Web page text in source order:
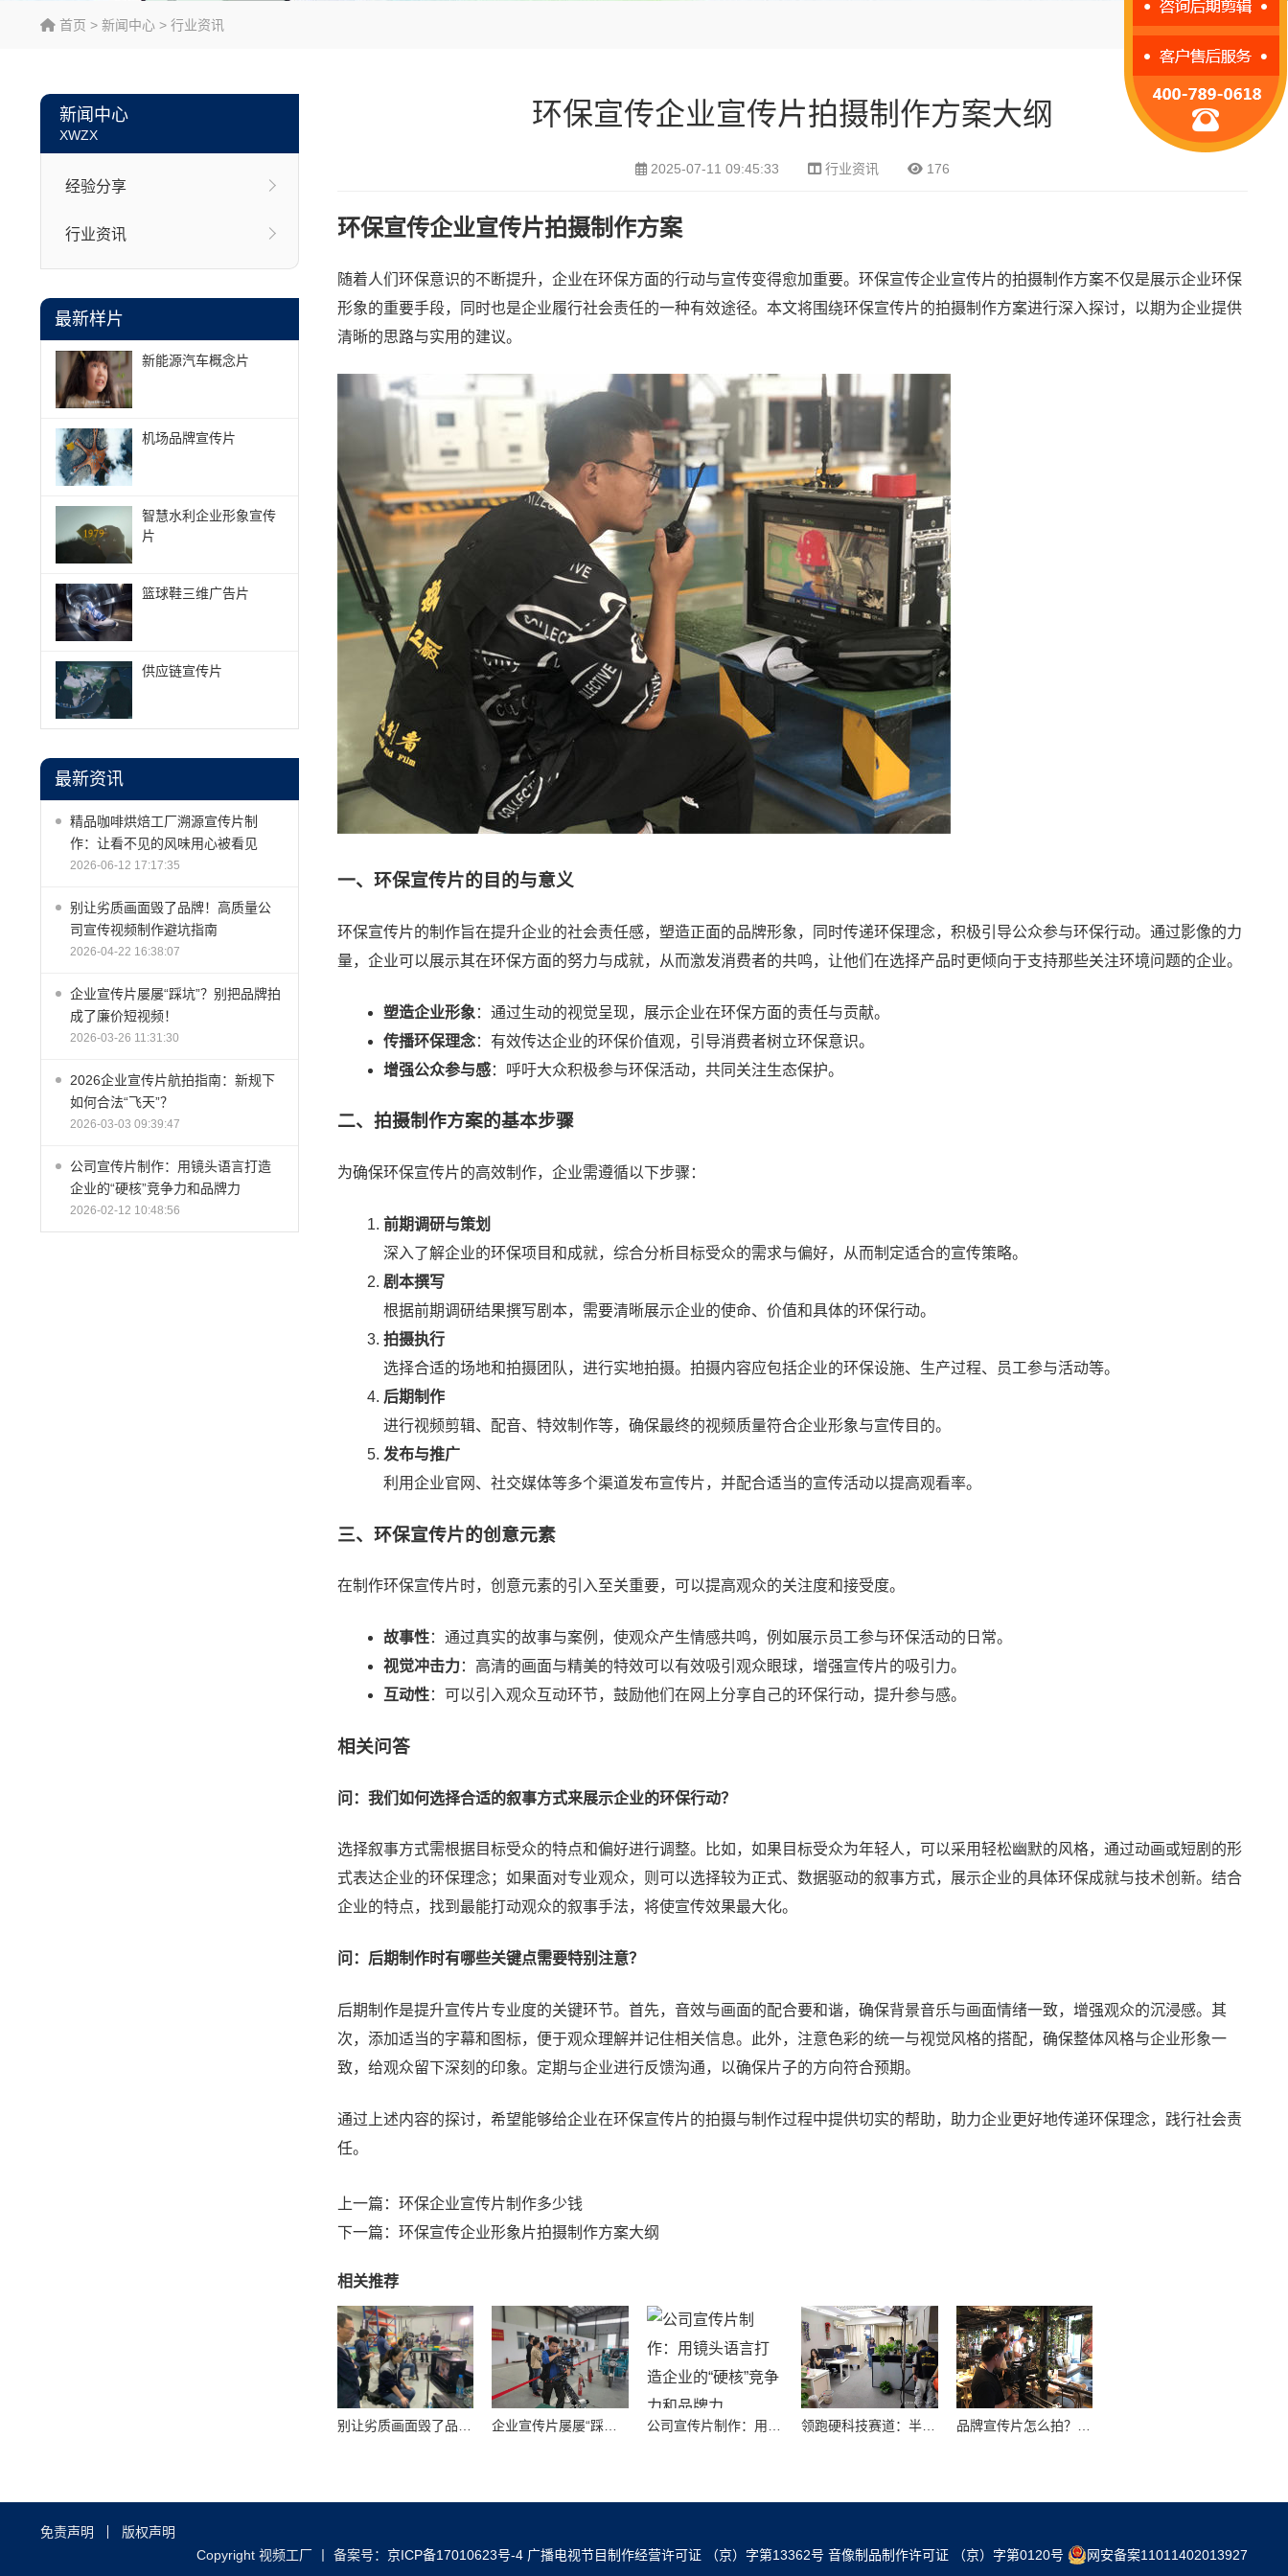
首页 > 新闻中心 > 行业资讯
新闻中心
XWZX
经验分享
行业资讯
最新样片
新能源汽车概念片
机场品牌宣传片
智慧水利企业形象宣传
片
篮球鞋三维广告片
供应链宣传片
最新资讯
精品咖啡烘焙工厂溯源宣传片制
作：让看不见的风味用心被看见
2026-06-12 17:17:35
别让劣质画面毁了品牌！高质量公
司宣传视频制作避坑指南
2026-04-22 16:38:07
企业宣传片屡屡“踩坑”？别把品牌拍
成了廉价短视频！
2026-03-26 11:31:30
2026企业宣传片航拍指南：新规下
如何合法“飞天”？
2026-03-03 09:39:47
公司宣传片制作：用镜头语言打造
企业的“硬核”竞争力和品牌力
2026-02-12 10:48:56
环保宣传企业宣传片拍摄制作方案大纲
2025-07-11 09:45:33 行业资讯 176
环保宣传企业宣传片拍摄制作方案
随着人们环保意识的不断提升，企业在环保方面的行动与宣传变得愈加重要。环保宣传企业宣传片的拍摄制作方案不仅是展示企业环保
形象的重要手段，同时也是企业履行社会责任的一种有效途径。本文将围绕环保宣传片的拍摄制作方案进行深入探讨，以期为企业提供
清晰的思路与实用的建议。
一、环保宣传片的目的与意义
环保宣传片的制作旨在提升企业的社会责任感，塑造正面的品牌形象，同时传递环保理念，积极引导公众参与环保行动。通过影像的力
量，企业可以展示其在环保方面的努力与成就，从而激发消费者的共鸣，让他们在选择产品时更倾向于支持那些关注环境问题的企业。
塑造企业形象 ：通过生动的视觉呈现，展示企业在环保方面的责任与贡献。
传播环保理念：有效传达企业的环保价值观，引导消费者树立环保意识。
增强公众参与感：呼吁大众积极参与环保活动，共同关注生态保护。
二、拍摄制作方案的基本步骤
为确保环保宣传片的高效制作，企业需遵循以下步骤：
前期调研与策划
深入了解企业的环保项目和成就，综合分析目标受众的需求与偏好，从而制定适合的宣传策略。
剧本撰写
根据前期调研结果撰写剧本，需要清晰展示企业的使命、价值和具体的环保行动。
拍摄执行
选择合适的场地和拍摄团队，进行实地拍摄。拍摄内容应包括企业的环保设施、生产过程、员工参与活动等。
后期制作
进行视频剪辑、配音、特效制作等，确保最终的视频质量符合企业形象与宣传目的。
发布与推广
利用企业官网、社交媒体等多个渠道发布宣传片，并配合适当的宣传活动以提高观看率。
三、环保宣传片的创意元素
在制作环保宣传片时，创意元素的引入至关重要，可以提高观众的关注度和接受度。
故事性：通过真实的故事与案例，使观众产生情感共鸣，例如展示员工参与环保活动的日常。
视觉冲击力：高清的画面与精美的特效可以有效吸引观众眼球，增强宣传片的吸引力。
互动性：可以引入观众互动环节，鼓励他们在网上分享自己的环保行动，提升参与感。
相关问答
问：我们如何选择合适的叙事方式来展示企业的环保行动？
选择叙事方式需根据目标受众的特点和偏好进行调整。比如，如果目标受众为年轻人，可以采用轻松幽默的风格，通过动画或短剧的形
式表达企业的环保理念；如果面对专业观众，则可以选择较为正式、数据驱动的叙事方式，展示企业的具体环保成就与技术创新。结合
企业的特点，找到最能打动观众的叙事手法，将使宣传效果最大化。
问：后期制作时有哪些关键点需要特别注意？
后期制作是提升宣传片专业度的关键环节。首先，音效与画面的配合要和谐，确保背景音乐与画面情绪一致，增强观众的沉浸感。其
次，添加适当的字幕和图标，便于观众理解并记住相关信息。此外，注意色彩的统一与视觉风格的搭配，确保整体风格与企业形象一
致，给观众留下深刻的印象。定期与企业进行反馈沟通，以确保片子的方向符合预期。
通过上述内容的探讨，希望能够给企业在环保宣传片的拍摄与制作过程中提供切实的帮助，助力企业更好地传递环保理念，践行社会责
任。
上一篇： 环保企业宣传片制作多少钱
下一篇： 环保宣传企业形象片拍摄制作方案大纲
相关推荐
免责声明
版权声明
Copyright 视频工厂 丨 备案号： 京ICP备17010623号-4 广播电视节目制作经营许可证 （京）字第13362号 音像制品制作许可证 （京）字第0120号 网安备案11011402013927